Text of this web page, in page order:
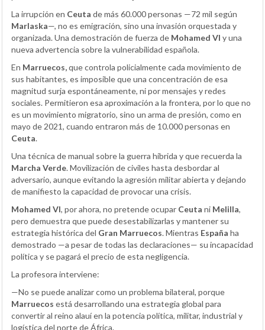
La irrupción en Ceuta de más 60.000 personas —72 mil según
Marlaska—, no es emigración, sino una invasión orquestada y
organizada. Una demostración de fuerza de Mohamed VI y una
nueva advertencia sobre la vulnerabilidad española.
En Marruecos,que controla policialmente cada movimiento de
sus habitantes, es imposible que una concentración de esa
magnitud surja espontáneamente, ni por mensajes y redes
sociales. Permitieron esa aproximación a la frontera, por lo que no
es un movimiento migratorio, sino un arma de presión, como en
mayo de 2021, cuando entraron más de 10.000 personas en
Ceuta.
Una técnica de manual sobre la guerra híbrida y que recuerda la
Marcha Verde. Movilización de civiles hasta desbordar al
adversario, aunque evitando la agresión militar abierta y dejando
de manifiesto la capacidad de provocar una crisis.
Mohamed VI, por ahora, no pretende ocupar Ceuta ni Melilla,
pero demuestra que puede desestabilizarlas y mantener su
estrategia histórica del Gran Marruecos. Mientras España ha
demostrado —a pesar de todas las declaraciones— su incapacidad
política y se pagará el precio de esta negligencia.
La profesora interviene:
—No se puede analizar como un problema bilateral, porque
Marruecos está desarrollando una estrategia global para
convertir al reino alauí en la potencia política, militar, industrial y
logística del norte de África.